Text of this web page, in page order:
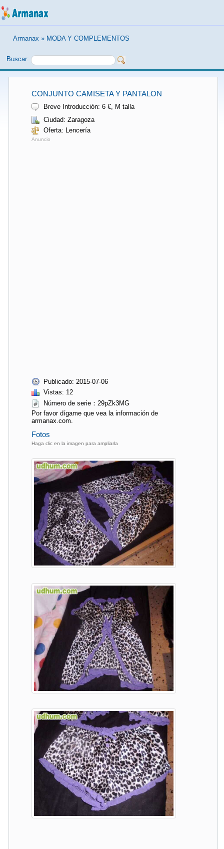
Armanax » MODA Y COMPLEMENTOS
Buscar:
CONJUNTO CAMISETA Y PANTALON
Breve Introducción: 6 €, M talla
Ciudad: Zaragoza
Oferta: Lencería
Anuncio
Publicado: 2015-07-06
Vistas: 12
Número de serie：29pZk3MG
Por favor dígame que vea la información de
armanax.com.
Fotos
Haga clic en la imagen para ampliarla